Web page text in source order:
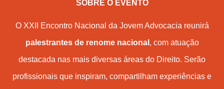
SOBRE O EVENTO
O XXII Encontro Nacional da Jovem Advocacia reunirá
palestrantes de renome nacional , com atuação
destacada nas mais diversas áreas do Direito. Serão
profissionais que inspiram, compartilham experiências e